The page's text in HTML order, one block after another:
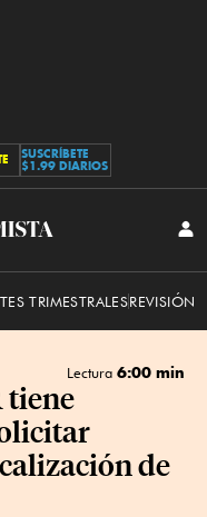
SUSCRÍBETE
$1.99 DIARIOS
TRIMESTRALESREVISIÓN
Lectura 6:00 min
tiene
de